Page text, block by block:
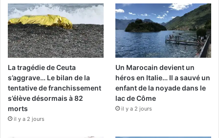
La tragédie de Ceuta
s’aggrave… Le bilan de la
tentative de franchissement
s’élève désormais à 82
morts
il y a 2 jours
Un Marocain devient un
héros en Italie… Il a sauvé un
enfant de la noyade dans le
lac de Côme
il y a 2 jours